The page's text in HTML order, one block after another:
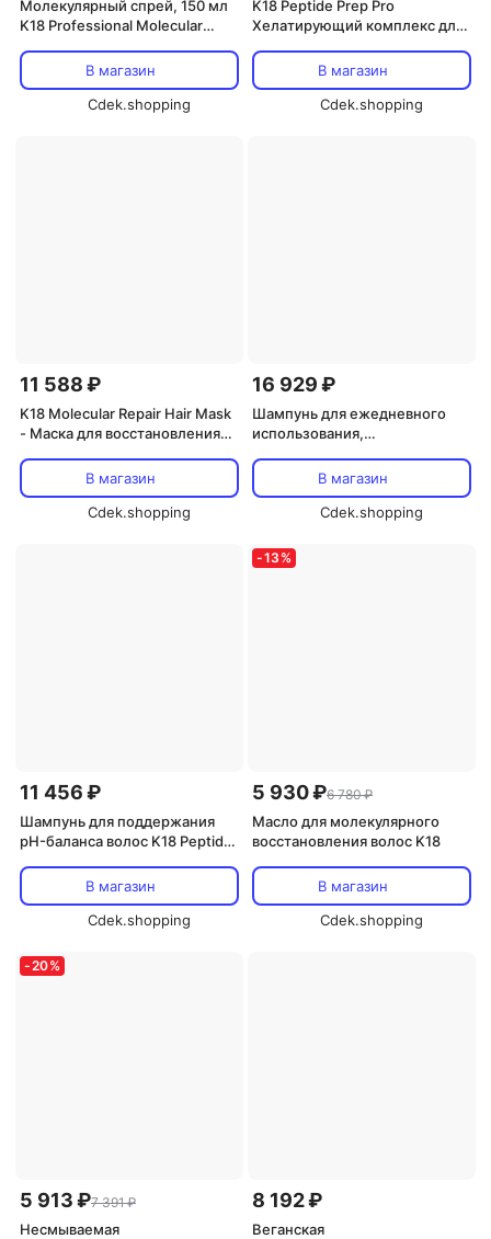
Молекулярный спрей, 150 мл
K18 Professional Molecular
В магазин
Cdek.shopping
K18 Peptide Prep Pro
Хелатирующий комплекс для
и удаление тяжелых металлов
из волос, 300мл
В магазин
Cdek.shopping
11 588 ₽
K18 Molecular Repair Hair Mask
- Маска для восстановления
В магазин
Cdek.shopping
16 929 ₽
Шампунь для ежедневного
использования,
pH, 250 мл, без силикона, 250
мл K18, Peptide Prep Ph
Maintenance Shampoo
В магазин
Cdek.shopping
11 456 ₽
Шампунь для поддержания
pH-баланса волос K18 Peptide
В магазин
Cdek.shopping
-13 %
5 930 ₽6 780 ₽
Масло для молекулярного
восстановления волос K18
В магазин
Cdek.shopping
-20%
5 913 ₽7 391 ₽
Несмываемая
8 192 ₽
Веганская